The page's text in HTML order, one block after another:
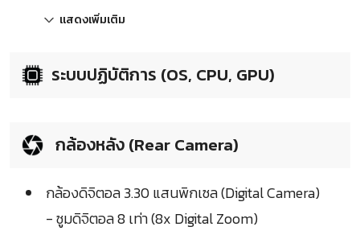
แสดงเพิ่มเติม
ระบบปฏิบัติการ (OS, CPU, GPU)
กล้องหลัง (Rear Camera)
กล้องดิจิตอล 3.30 แสนพิกเซล (Digital Camera)
- ซูมดิจิตอล 8 เท่า (8x Digital Zoom)